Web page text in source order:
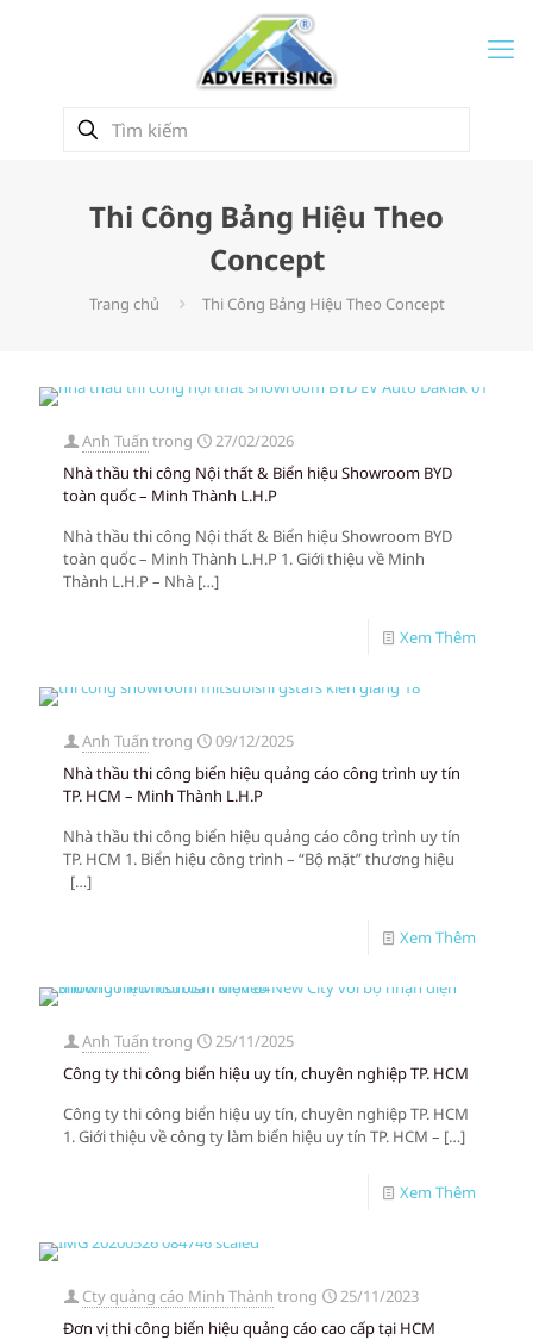
Thi Công Bảng Hiệu Theo
Concept
Trang chủ Thi Công Bảng Hiệu Theo Concept
Anh Tuấn trong
27/02/2026
Nhà thầu thi công Nội thất & Biển hiệu Showroom BYD
toàn quốc – Minh Thành L.H.P
Nhà thầu thi công Nội thất & Biển hiệu Showroom BYD
toàn quốc – Minh Thành L.H.P 1. Giới thiệu về Minh
Thành L.H.P – Nhà […]
Xem Thêm
Anh Tuấn trong
09/12/2025
Nhà thầu thi công biển hiệu quảng cáo công trình uy tín
TP. HCM – Minh Thành L.H.P
Nhà thầu thi công biển hiệu quảng cáo công trình uy tín
TP. HCM 1. Biển hiệu công trình – “Bộ mặt” thương hiệu
[…]
Xem Thêm
Anh Tuấn trong
25/11/2025
Công ty thi công biển hiệu uy tín, chuyên nghiệp TP. HCM
Công ty thi công biển hiệu uy tín, chuyên nghiệp TP. HCM
1. Giới thiệu về công ty làm biển hiệu uy tín TP. HCM – […]
Xem Thêm
Cty quảng cáo Minh Thành trong
25/11/2023
Đơn vị thi công biển hiệu quảng cáo cao cấp tại HCM